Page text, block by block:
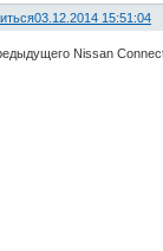
03.12.2014 15:51:04
Nissan